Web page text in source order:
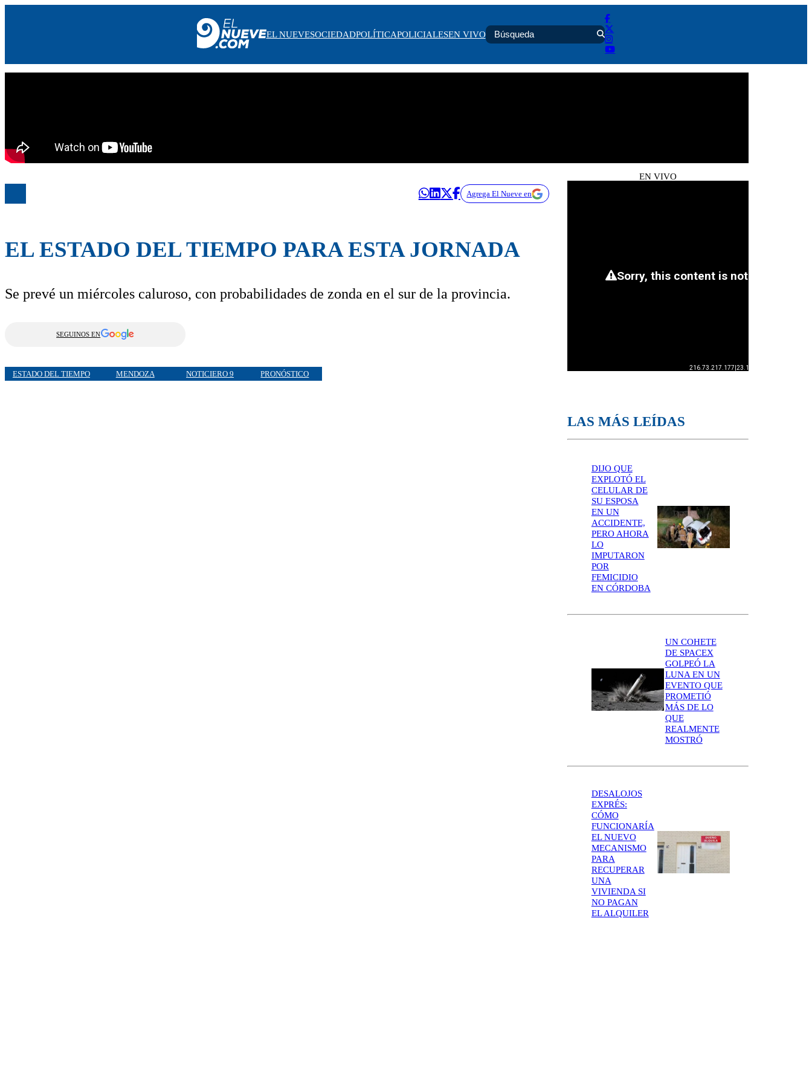
EN VIVO
EL NUEVESOCIEDADPOLÍTICAPOLICIALESEN VIVO
Agrega El Nueve en
EL ESTADO DEL TIEMPO PARA ESTA JORNADA
Se prevé un miércoles caluroso, con probabilidades de zonda en el sur de la provincia.
SEGUINOS EN
ESTADO DEL TIEMPO MENDOZA NOTICIERO 9 PRONÓSTICO
EN VIVO
LAS MÁS LEÍDAS
DIJO QUE
EXPLOTÓ EL
CELULAR DE
SU ESPOSA
EN UN
ACCIDENTE,
PERO AHORA
LO
IMPUTARON
POR
FEMICIDIO
EN CÓRDOBA
UN COHETE
DE SPACEX
GOLPEÓ LA
LUNA EN UN
EVENTO QUE
PROMETIÓ
MÁS DE LO
QUE
REALMENTE
MOSTRÓ
DESALOJOS
EXPRÉS:
CÓMO
FUNCIONARÍA
EL NUEVO
MECANISMO
PARA
RECUPERAR
UNA
VIVIENDA SI
NO PAGAN
EL ALQUILER